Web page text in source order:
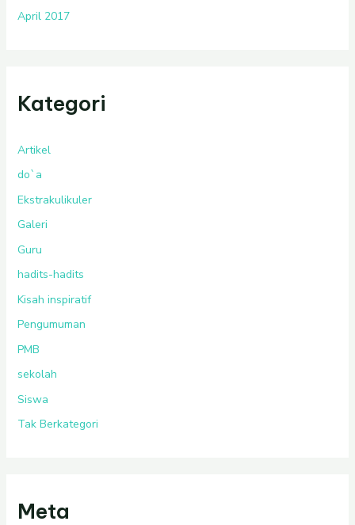
April 2017
Kategori
Artikel
do`a
Ekstrakulikuler
Galeri
Guru
hadits-hadits
Kisah inspiratif
Pengumuman
PMB
sekolah
Siswa
Tak Berkategori
Meta